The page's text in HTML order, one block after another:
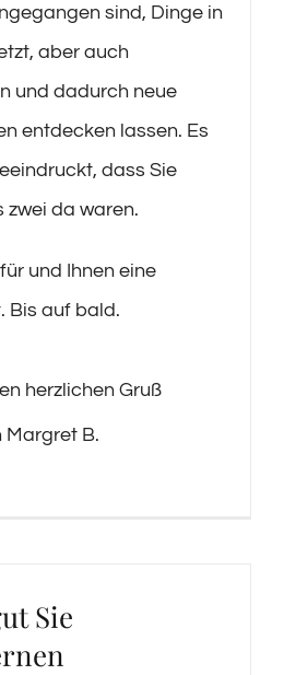
sind, Dinge in
aber auch
und dadurch neue
entdecken lassen. Es
dass Sie
zwei da waren.
und Ihnen eine
Bis auf bald.
herzlichen Gruß
Margret B.
Sie